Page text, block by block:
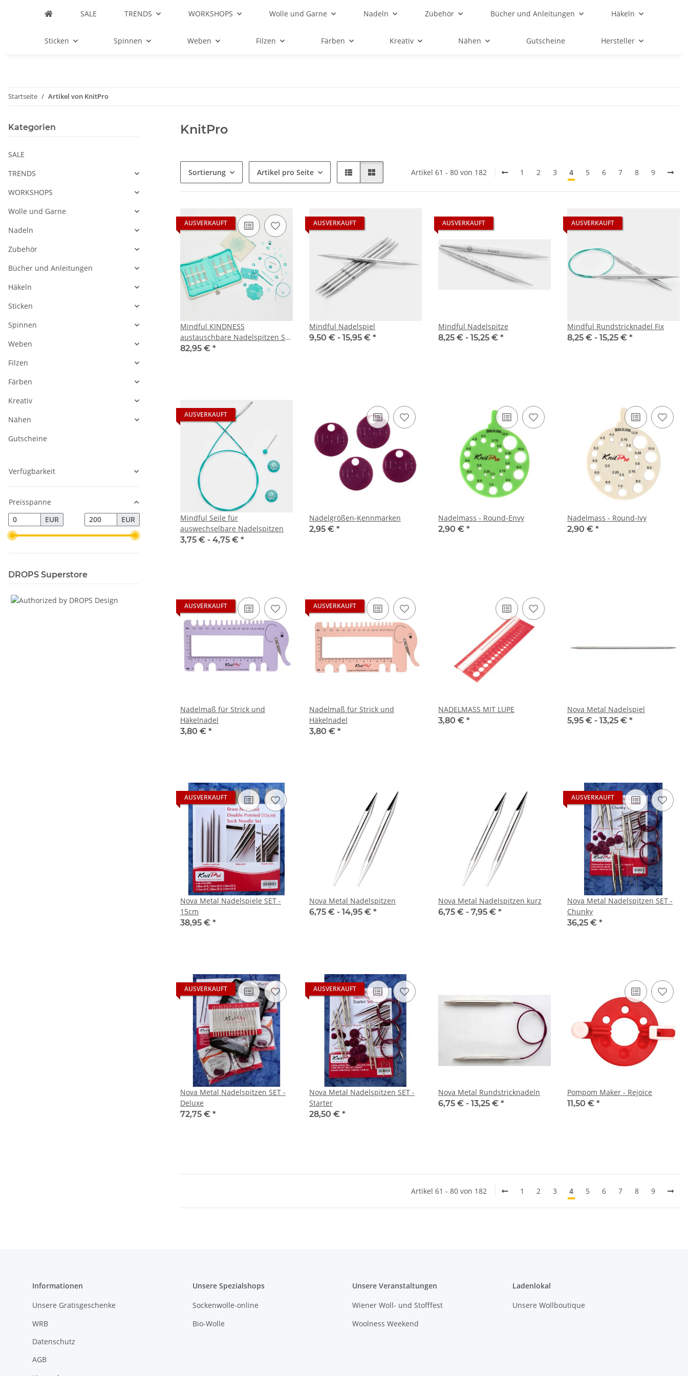
SALE TRENDS WORKSHOPS Wolle und Garne Nadeln Zubehör Bücher und Anleitungen Häkeln
Sticken Spinnen Weben Filzen Färben Kreativ Nähen Gutscheine Hersteller
Startseite Artikel von KnitPro
KnitPro
Sortierung Artikel pro Seite Artikel 61 - 80 von 182 1 2 3 4 5 6 7 8 9
AUSVERKAUFT
Mindful KINDNESS
austauschbare Nadelspitzen Set
3,00 - 6,00 - 10cm kurz
82,95 € *
AUSVERKAUFT
Mindful Nadelspiel
9,50 € - 15,95 € *
AUSVERKAUFT
Mindful Nadelspitze
8,25 € - 15,25 € *
AUSVERKAUFT
Mindful Rundstricknadel Fix
8,25 € - 15,25 € *
AUSVERKAUFT
Mindful Seile für
auswechselbare Nadelspitzen
3,75 € - 4,75 € *
Nadelgrößen-Kennmarken
2,95 € *
Nadelmass - Round-Envy
2,90 € *
Nadelmass - Round-Ivy
2,90 € *
AUSVERKAUFT
Nadelmaß für Strick und
Häkelnadel
3,80 € *
AUSVERKAUFT
Nadelmaß für Strick und
Häkelnadel
3,80 € *
NADELMASS MIT LUPE
3,80 € *
Nova Metal Nadelspiel
5,95 € - 13,25 € *
AUSVERKAUFT
Nova Metal Nadelspiele SET -
15cm
38,95 € *
Nova Metal Nadelspitzen
6,75 € - 14,95 € *
Nova Metal Nadelspitzen kurz
6,75 € - 7,95 € *
AUSVERKAUFT
Nova Metal Nadelspitzen SET -
Chunky
36,25 € *
AUSVERKAUFT
Nova Metal Nadelspitzen SET -
Deluxe
72,75 € *
AUSVERKAUFT
Nova Metal Nadelspitzen SET -
Starter
28,50 € *
Nova Metal Rundstricknadeln
6,75 € - 13,25 € *
Pompom Maker - Rejoice
11,50 € *
Artikel 61 - 80 von 182 1 2 3 4 5 6 7 8 9
Kategorien
SALE
TRENDS
WORKSHOPS
Wolle und Garne
Nadeln
Zubehör
Bücher und Anleitungen
Häkeln
Sticken
Spinnen
Weben
Filzen
Färben
Kreativ
Nähen
Gutscheine
Verfügbarkeit
Preisspanne
EUR
EUR
DROPS Superstore
Informationen
Unsere Gratisgeschenke
WRB
Datenschutz
AGB
Unsere Spezialshops
Sockenwolle-online
Bio-Wolle
Unsere Veranstaltungen
Wiener Woll- und Stofffest
Woolness Weekend
Ladenlokal
Unsere Wollboutique